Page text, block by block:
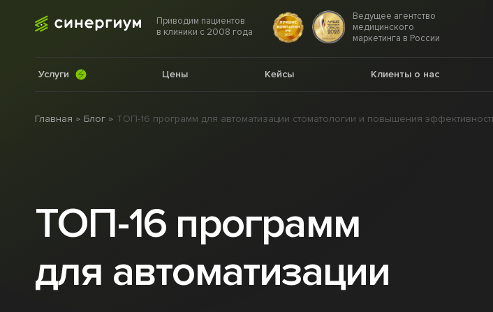
Приводим пациентов
в клиники с 2008 года
Ведущее агентство
медицинского
маркетинга в России
Услуги Цены Кейсы Клиенты о нас
Главная Блог ТОП-16 программ для автоматизации стоматологии и повышения
ТОП-16 программ
для автоматизации